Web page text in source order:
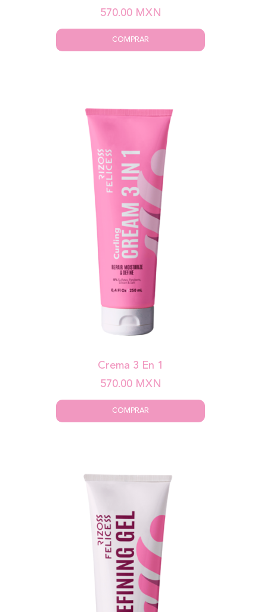
570.00 MXN
COMPRAR
Crema 3 En 1
570.00 MXN
COMPRAR